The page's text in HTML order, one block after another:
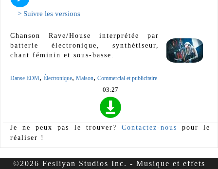
> Suivre les versions
Chanson Rave/House interprétée par
batterie électronique, synthétiseur,
chant féminin et sous-basse.
Danse EDM, Électronique, Maison, Commercial et publicitaire
03:27
Je ne peux pas le trouver? Contactez-nous
pour le
réaliser !
©2026 Fesliyan Studios Inc. - Musique et effets